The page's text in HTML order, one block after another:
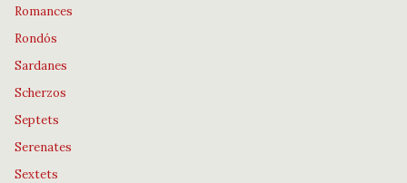
Romances
Rondós
Sardanes
Scherzos
Septets
Serenates
Sextets